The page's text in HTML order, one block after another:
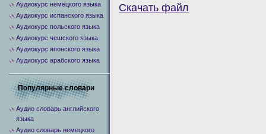
Скачать файл
Аудиокурс немецкого языка
Аудиокурс испанского языка
Аудиокурс польского языка
Аудиокурс чешского языка
Аудиокурс японского языка
Аудиокурс арабского языка
Популярные словари
Аудио словарь английского
языка
Аудио словарь немецкого